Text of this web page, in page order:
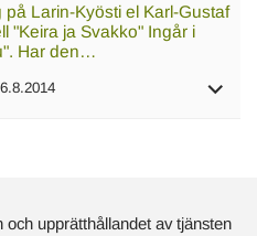
Larin-Kyösti el Karl-Gustaf
"Keira ja Svakko" Ingår i
Har den…
6.8.2014
och upprätthållandet av tjänsten